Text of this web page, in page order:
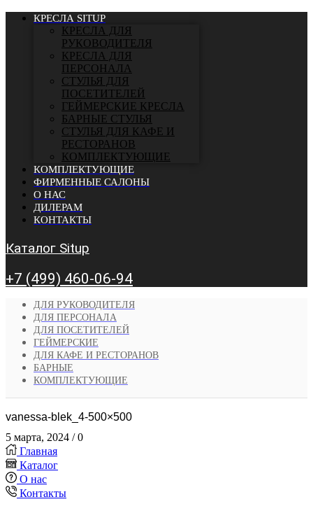
КРЕСЛА SITUP
КРЕСЛА ДЛЯ
РУКОВОДИТЕЛЯ
КРЕСЛА ДЛЯ
ПЕРСОНАЛА
СТУЛЬЯ ДЛЯ
ПОСЕТИТЕЛЕЙ
ГЕЙМЕРСКИЕ КРЕСЛА
БАРНЫЕ СТУЛЬЯ
CТУЛЬЯ ДЛЯ КАФЕ И
РЕСТОРАНОВ
КОМПЛЕКТУЮЩИЕ
КОМПЛЕКТУЮЩИЕ
ФИРМЕННЫЕ САЛОНЫ
О НАС
ДИЛЕРАМ
КОНТАКТЫ
Каталог Situp
+7 (499) 460-06-94
ДЛЯ РУКОВОДИТЕЛЯ
ДЛЯ ПЕРСОНАЛА
ДЛЯ ПОСЕТИТЕЛЕЙ
ГЕЙМЕРСКИЕ
ДЛЯ КАФЕ И РЕСТОРАНОВ
БАРНЫЕ
КОМПЛЕКТУЮЩИЕ
vanessa-blek_4-500×500
5 марта, 2024 / 0
Главная
Каталог
О нас
Контакты